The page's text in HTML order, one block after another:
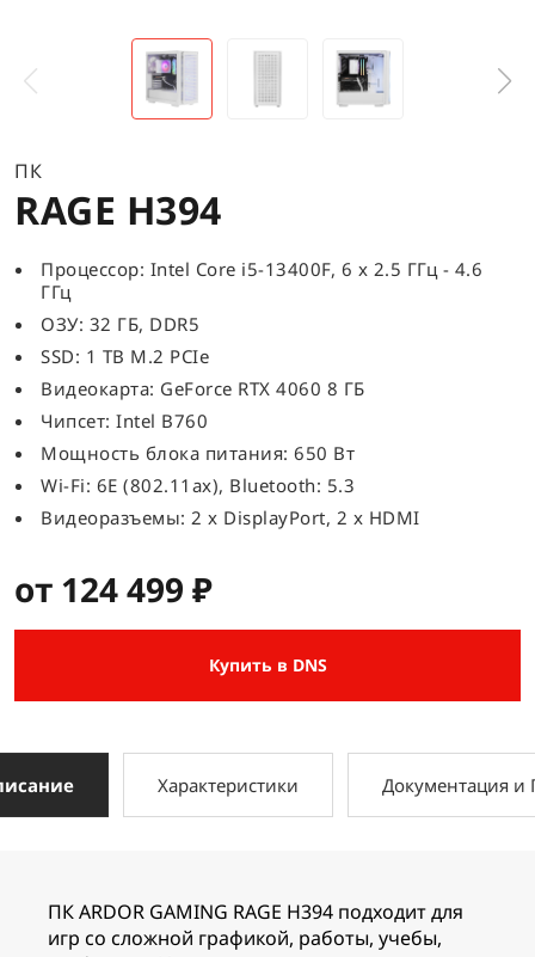
ПК
RAGE H394
Процессор: Intel Core i5-13400F, 6 x 2.5 ГГц - 4.6
ГГц
ОЗУ: 32 ГБ, DDR5
SSD: 1 TB M.2 PCIe
Видеокарта: GeForce RTX 4060 8 ГБ
Чипсет: Intel B760
Мощность блока питания: 650 Вт
Wi-Fi: 6E (802.11ax), Bluetooth: 5.3
Видеоразъемы: 2 x DisplayPort, 2 x HDMI
от 124 499 ₽
Купить в DNS
Характеристики Документация и
ПК ARDOR GAMING RAGE H394 подходит для
игр со сложной графикой, работы, учебы,